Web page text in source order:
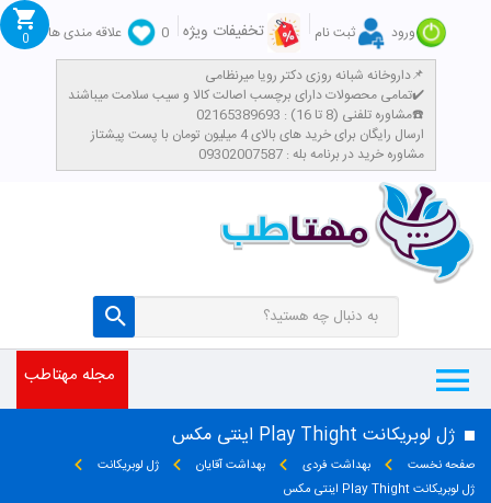
ورود ثبت نام تخفیفات ویژه 0
علاقه مندی ها
داروخانه شبانه روزی دکتر رویا میرنظامی📌
تمامی محصولات دارای برچسب اصالت کالا و سیب سلامت میباشند✔️
مشاوره تلفنی (8 تا 16) : 02165389693☎️
​ارسال رایگان برای خرید های بالای 4 میلیون تومان با پست پیشتاز
مشاوره خرید در برنامه بله : 09302007587
0
مجله مهتاطب
ژل لوبریکانت Play Thight اینتی مکس
صفحه نخست بهداشت فردی بهداشت آقایان
ژل لوبریکانت
ژل لوبریکانت Play Thight اینتی مکس